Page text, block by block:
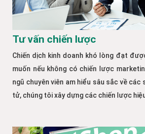
Tư vấn chiến lược
Chiến dịch kinh doanh khó lòng đạt
muốn nếu không có chiến lược
ngũ chuyên viên am hiểu sâu sắc về các
tử, chúng tôi xây dựng các chiến lược